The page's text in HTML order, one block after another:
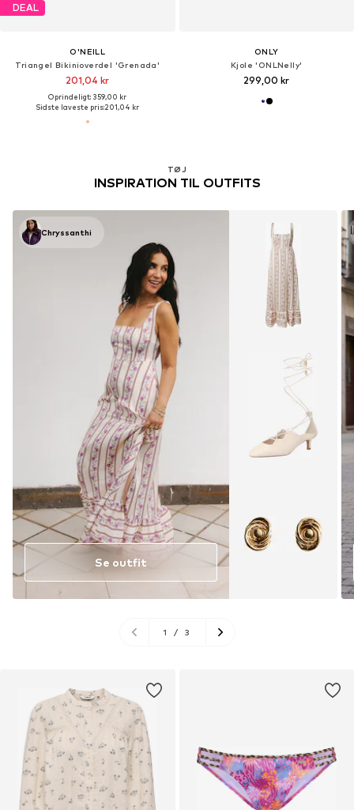
DEAL
O'NEILL
Triangel Bikinioverdel 'Grenada'
201,04 kr
Oprindeligt: 359,00 kr
Sidste laveste pris:201,04 kr
ONLY
Kjole 'ONLNelly'
299,00 kr
TØJ
INSPIRATION TIL OUTFITS
Chryssanthi
Se outfit
1 / 3